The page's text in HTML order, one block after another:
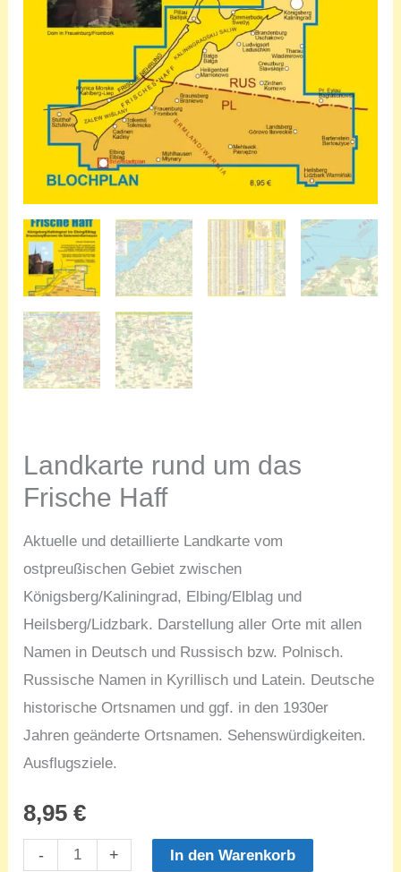
Landkarte rund um das
Frische Haff
Aktuelle und detaillierte Landkarte vom
ostpreußischen Gebiet zwischen
Königsberg/Kaliningrad, Elbing/Elblag und
Heilsberg/Lidzbark. Darstellung aller Orte mit allen
Namen in Deutsch und Russisch bzw. Polnisch.
Russische Namen in Kyrillisch und Latein. Deutsche
historische Ortsnamen und ggf. in den 1930er
Jahren geänderte Ortsnamen. Sehenswürdigkeiten.
Ausflugsziele.
8,95€
-
Landkarte
+ In den Warenkorb